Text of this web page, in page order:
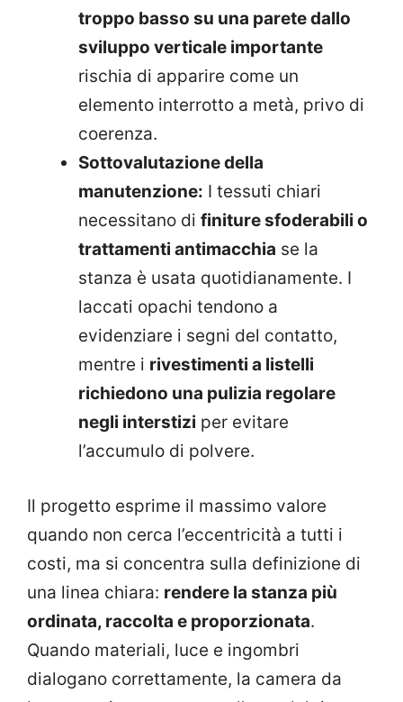
troppo basso su una parete dallo
sviluppo verticale importante
rischia di apparire come un
elemento interrotto a metà, privo di
coerenza.
Sottovalutazione della
manutenzione: I tessuti chiari
necessitano di finiture sfoderabili o
trattamenti antimacchia se la
stanza è usata quotidianamente. I
laccati opachi tendono a
evidenziare i segni del contatto,
mentre i rivestimenti a listelli
richiedono una pulizia regolare
negli interstizi per evitare
l’accumulo di polvere.
Il progetto esprime il massimo valore
quando non cerca l’eccentricità a tutti i
costi, ma si concentra sulla definizione di
una linea chiara: rendere la stanza più
ordinata, raccolta e proporzionata.
Quando materiali, luce e ingombri
dialogano correttamente, la camera da